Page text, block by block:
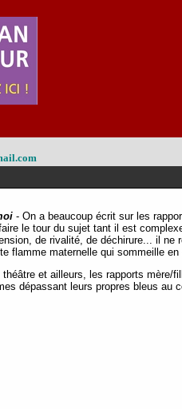
- On a beaucoup écrit sur les
le tour du sujet tant il est
de rivalité, de déchirure... il
flamme maternelle qui sommeille
et ailleurs, les rapports
dépassant leurs propres bleus au